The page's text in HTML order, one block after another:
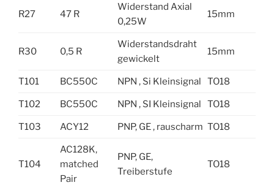
R27 47 R
Widerstand Axial
0,25W
15mm
R30 0,5 R
Widerstandsdraht
gewickelt
15mm
T101 BC550C NPN , Si Kleinsignal TO18
T102 BC550C NPN , SI Kleinsignal TO18
T103 ACY12 PNP, GE , rauscharm TO18
T104
AC128K,
matched
Pair
PNP, GE,
Treiberstufe
TO18